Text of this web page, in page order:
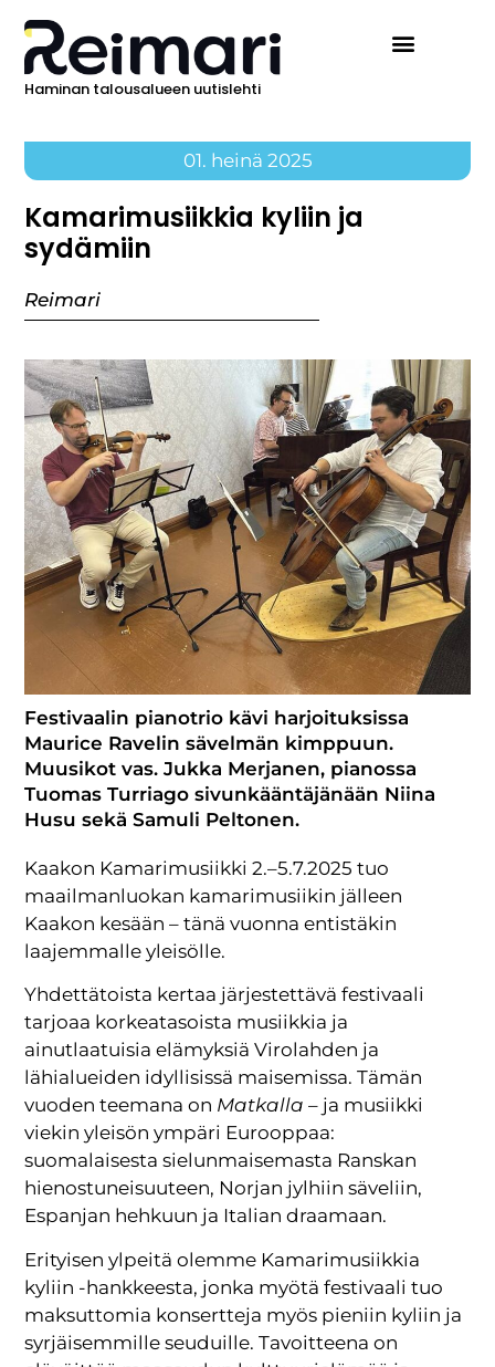
Haminan talousalueen uutislehti
01. heinä 2025
Kamarimusiikkia kyliin ja
sydämiin
Reimari
Festivaalin pianotrio kävi harjoituksissa
Maurice Ravelin sävelmän kimppuun.
Muusikot vas. Jukka Merjanen, pianossa
Tuomas Turriago sivunkääntäjänään Niina
Husu sekä Samuli Peltonen.
Kaakon Kamarimusiikki 2.–5.7.2025 tuo
maailmanluokan kamarimusiikin jälleen
Kaakon kesään – tänä vuonna entistäkin
laajemmalle yleisölle.
Yhdettätoista kertaa järjestettävä festivaali
tarjoaa korkeatasoista musiikkia ja
ainutlaatuisia elämyksiä Virolahden ja
lähialueiden idyllisissä maisemissa. Tämän
vuoden teemana on Matkalla – ja musiikki
viekin yleisön ympäri Eurooppaa:
suomalaisesta sielunmaisemasta Ranskan
hienostuneisuuteen, Norjan jylhiin säveliin,
Espanjan hehkuun ja Italian draamaan.
Erityisen ylpeitä olemme Kamarimusiikkia
kyliin -hankkeesta, jonka myötä festivaali tuo
maksuttomia konsertteja myös pieniin kyliin ja
syrjäisemmille seuduille. Tavoitteena on